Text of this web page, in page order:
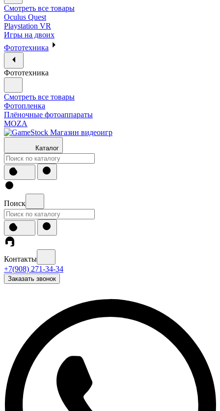
Смотреть все товары
Oculus Quest
Playstation VR
Игры на двоих
Фототехника
Фототехника
Смотреть все товары
Фотопленка
Плёночные фотоаппараты
MOZA
Каталог
Поиск
Контакты
+7(908) 271-34-34
Заказать звонок